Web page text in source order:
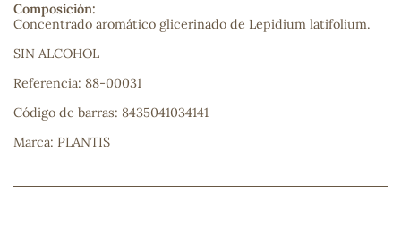
Composición:
Concentrado aromático glicerinado de Lepidium latifolium.
SIN ALCOHOL
Referencia: 88-00031
Código de barras: 8435041034141
Marca: PLANTIS